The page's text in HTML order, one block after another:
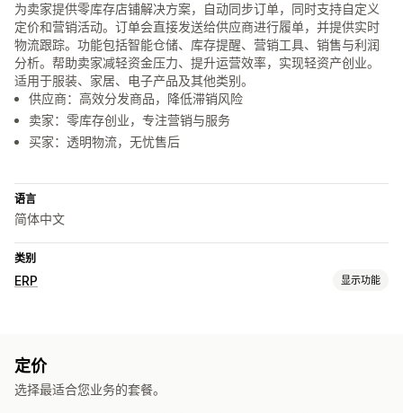
为卖家提供零库存店铺解决方案，自动同步订单，同时支持自定义
定价和营销活动。订单会直接发送给供应商进行履单，并提供实时
物流跟踪。功能包括智能仓储、库存提醒、营销工具、销售与利润
分析。帮助卖家减轻资金压力、提升运营效率，实现轻资产创业。
适用于服装、家居、电子产品及其他类别。
供应商：高效分发商品，降低滞销风险
卖家：零库存创业，专注营销与服务
买家：透明物流，无忧售后
语言
简体中文
类别
ERP 显示功能
定价
选择最适合您业务的套餐。